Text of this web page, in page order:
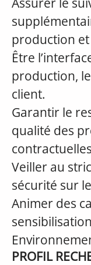
production et
Être
production,
client.
Garantir le
qualité des
Veiller au
sécurité sur
Animer des
PROFIL